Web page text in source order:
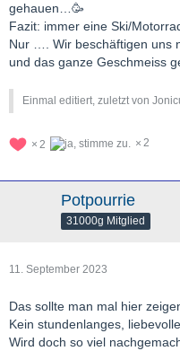
gehauen…🥳
Fazit: immer eine Ski/
Nur …. Wir beschäftigen uns
und das ganze Geschmeiss
Einmal editiert, zuletzt von
2 2
Potpourrie
31000g Mitglied
11. September 2023
Das sollte man mal hier
Kein stundenlanges,
Wird doch so viel